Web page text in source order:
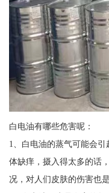
白电油有哪些危害呢：
1、白电油的蒸气可能会
体缺痒，摄入得太多的话
况，对人们皮肤的伤害也是